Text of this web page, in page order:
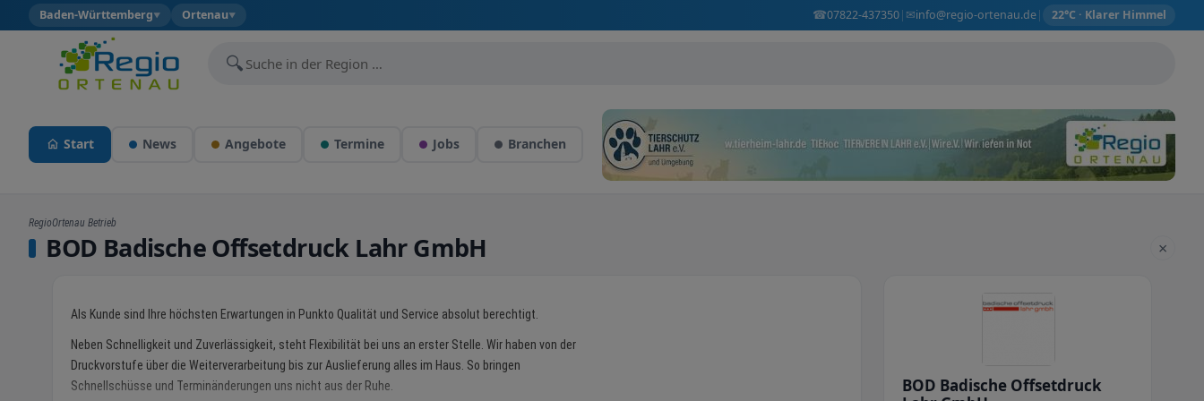
Baden-Württemberg▼ Ortenau▼ ☎07822-437350| ✉info@regio-ortenau.de| 22°C · Klarer Himmel
🔍
Start News Angebote Termine Jobs Branchen
RegioOrtenau Betrieb
BOD Badische Offsetdruck Lahr GmbH ×
Als Kunde sind Ihre höchsten Erwartungen in Punkto Qualität und Service absolut berechtigt.
Neben Schnelligkeit und Zuverlässigkeit, steht Flexibilität bei uns an erster Stelle. Wir haben von der
Druckvorstufe über die Weiterverarbeitung bis zur Auslieferung alles im Haus. So bringen
Schnellschüsse und Terminänderungen uns nicht aus der Ruhe.
BOD Badische Offsetdruck